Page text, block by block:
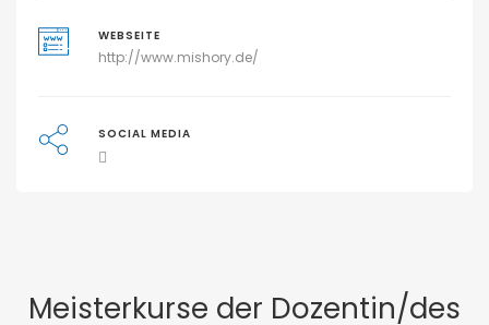
WEBSEITE
http://www.mishory.de/
SOCIAL MEDIA
Meisterkurse der Dozentin/des